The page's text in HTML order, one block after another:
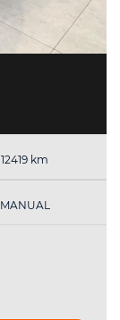
12419 km
MANUAL